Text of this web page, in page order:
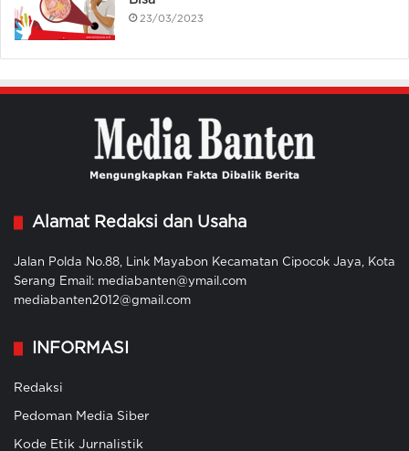
23/03/2023
Alamat Redaksi dan Usaha
Jalan Polda No.88, Link Mayabon Kecamatan Cipocok Jaya, Kota
Serang Email: mediabanten@ymail.com
mediabanten2012@gmail.com
INFORMASI
Redaksi
Pedoman Media Siber
Kode Etik Jurnalistik